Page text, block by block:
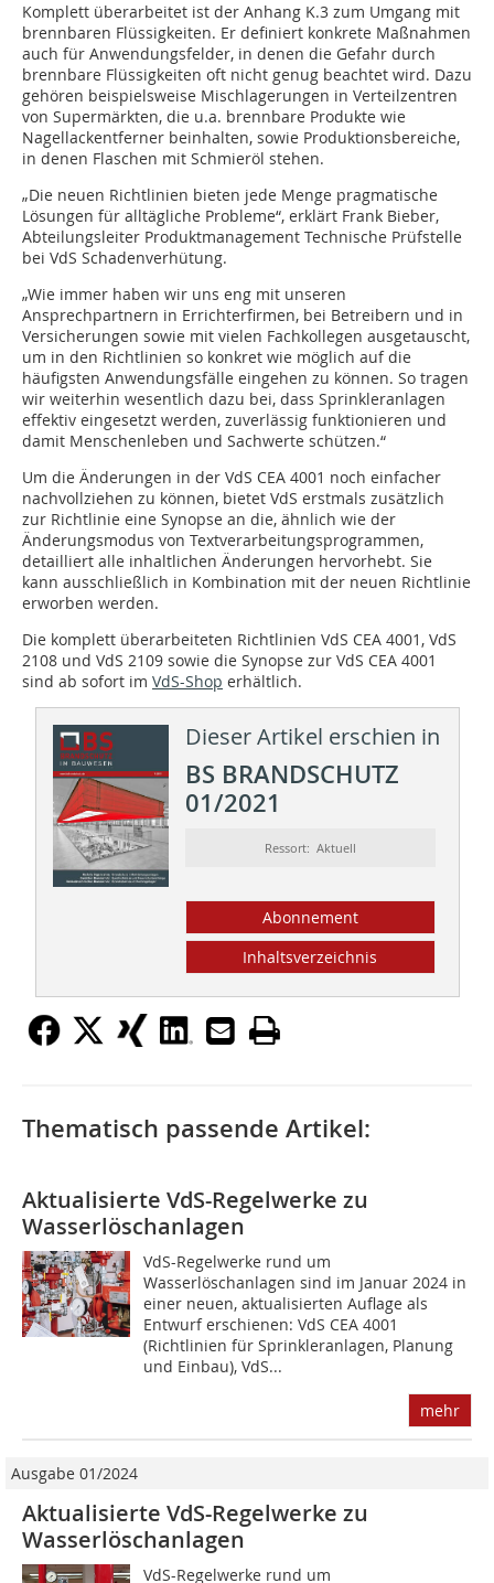
Komplett überarbeitet ist der Anhang K.3 zum Umgang mit
brennbaren Flüssigkeiten. Er definiert konkrete Maßnahmen
auch für Anwendungsfelder, in denen die Gefahr durch
brennbare Flüssigkeiten oft nicht genug beachtet wird. Dazu
gehören beispielsweise Mischlagerungen in Verteilzentren
von Supermärkten, die u.a. brennbare Produkte wie
Nagellackentferner beinhalten, sowie Produktionsbereiche,
in denen Flaschen mit Schmieröl stehen.
„Die neuen Richtlinien bieten jede Menge pragmatische
Lösungen für alltägliche Probleme“, erklärt Frank Bieber,
Abteilungsleiter Produktmanagement Technische Prüfstelle
bei VdS Schadenverhütung.
„Wie immer haben wir uns eng mit unseren
Ansprechpartnern in Errichterfirmen, bei Betreibern und in
Versicherungen sowie mit vielen Fachkollegen ausgetauscht,
um in den Richtlinien so konkret wie möglich auf die
häufigsten Anwendungsfälle eingehen zu können. So tragen
wir weiterhin wesentlich dazu bei, dass Sprinkleranlagen
effektiv eingesetzt werden, zuverlässig funktionieren und
damit Menschenleben und Sachwerte schützen.“
Um die Änderungen in der VdS CEA 4001 noch einfacher
nachvollziehen zu können, bietet VdS erstmals zusätzlich
zur Richtlinie eine Synopse an die, ähnlich wie der
Änderungsmodus von Textverarbeitungsprogrammen,
detailliert alle inhaltlichen Änderungen hervorhebt. Sie
kann ausschließlich in Kombination mit der neuen Richtlinie
erworben werden.
Die komplett überarbeiteten Richtlinien VdS CEA 4001, VdS
2108 und VdS 2109 sowie die Synopse zur VdS CEA 4001
sind ab sofort im VdS-Shop erhältlich.
Dieser Artikel erschien in
BS BRANDSCHUTZ
01/2021
Ressort: Aktuell
Abonnement
Inhaltsverzeichnis
Thematisch passende Artikel:
Aktualisierte VdS-Regelwerke zu
Wasserlöschanlagen
VdS-Regelwerke rund um
Wasserlöschanlagen sind im Januar 2024 in
einer neuen, aktualisierten Auflage als
Entwurf erschienen: VdS CEA 4001
(Richtlinien für Sprinkleranlagen, Planung
und Einbau), VdS...
mehr
Ausgabe 01/2024
Aktualisierte VdS-Regelwerke zu
Wasserlöschanlagen
VdS-Regelwerke rund um